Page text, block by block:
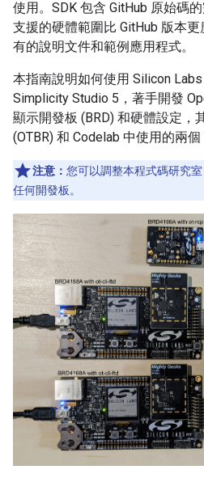
使用。SDK 包含 GitHub 原始碼
支援的硬體範圍比 GitHub 版本
有的說明文件和範例應用程式。
本指南說明如何使用 Silicon Labs
Simplicity Studio 5，著手開發
顯示開發板 (BRD) 和硬體設定，
(OTBR) 和 Codelab 中使用的兩個
注意： 您可以調整本程式碼研究
任何開發板。